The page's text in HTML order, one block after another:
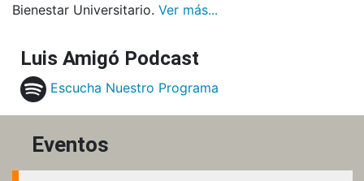
Bienestar Universitario. Ver más...
Luis Amigó Podcast
Escucha Nuestro Programa
Eventos